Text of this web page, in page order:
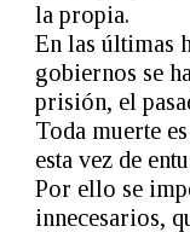
la propia.
En las últimas
gobiernos se
prisión, el
Toda muerte
esta vez de
Por ello se
innecesarios,